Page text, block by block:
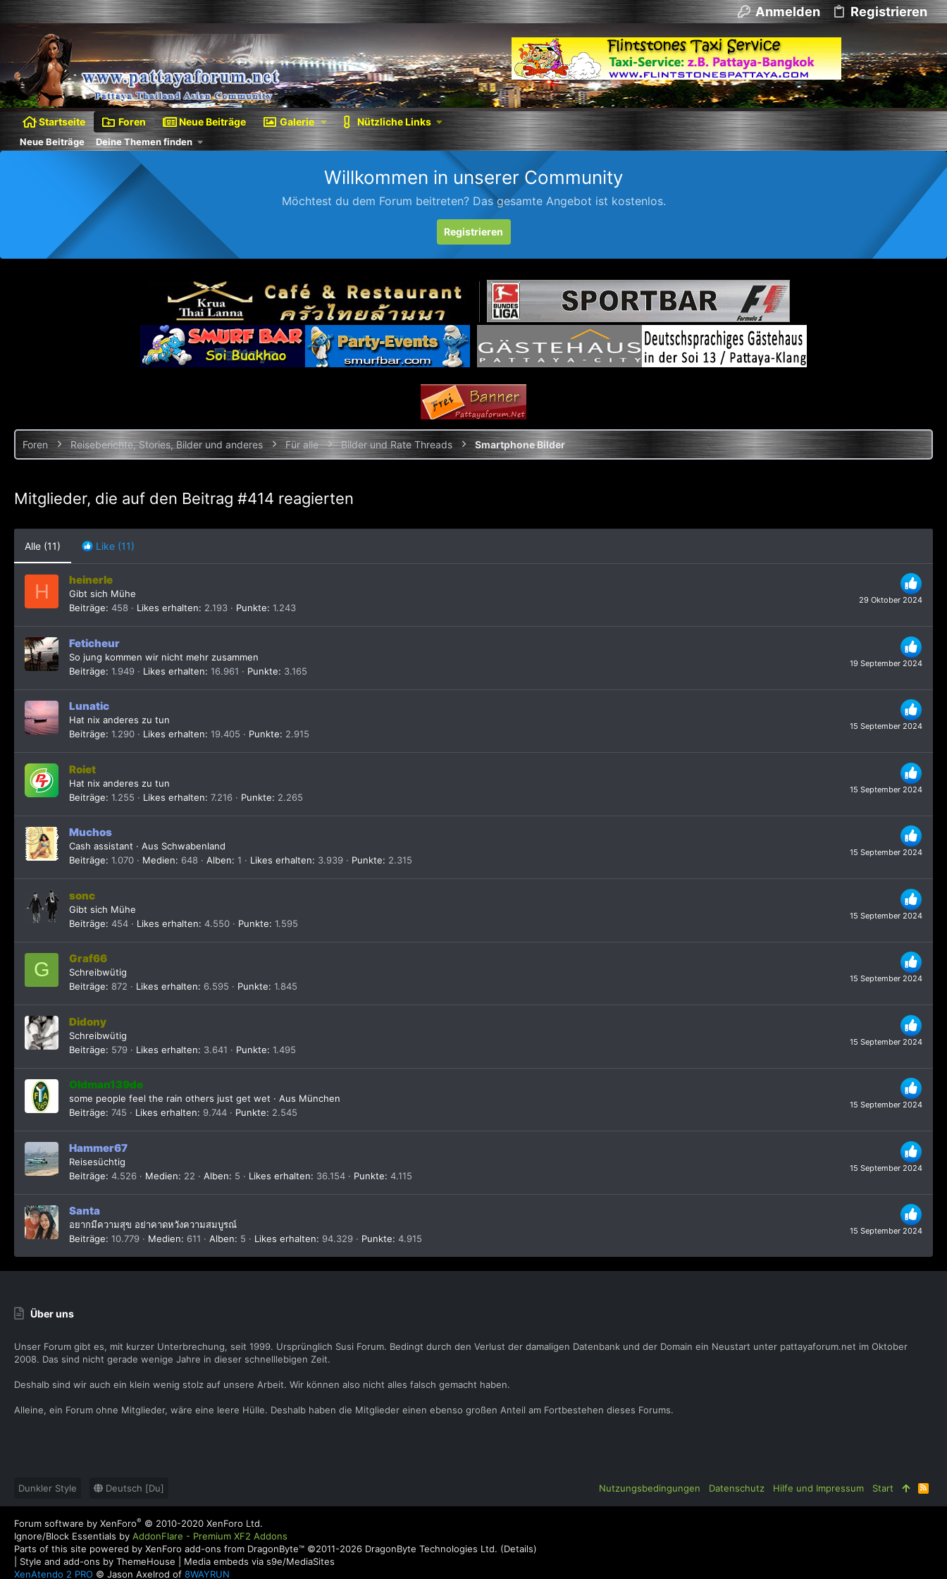
Anmelden Registrieren
Startseite Foren Neue Beiträge Galerie Nützliche Links
Neue Beiträge Deine Themen finden
Willkommen in unserer Community
Möchtest du dem Forum beitreten? Das gesamte Angebot ist kostenlos.
Registrieren
Foren Reiseberichte, Stories, Bilder und anderes Für alle Bilder und Rate Threads Smartphone Bilder
Mitglieder, die auf den Beitrag #414 reagierten
Alle (11) Like (11)
H 29 Oktober 2024
heinerle
Gibt sich Mühe
Beiträge 458 Likes erhalten 2.193 Punkte 1.243
19 September 2024
Feticheur
So jung kommen wir nicht mehr zusammen
Beiträge 1.949 Likes erhalten 16.961 Punkte 3.165
15 September 2024
Lunatic
Hat nix anderes zu tun
Beiträge 1.290 Likes erhalten 19.405 Punkte 2.915
15 September 2024
Roiet
Hat nix anderes zu tun
Beiträge 1.255 Likes erhalten 7.216 Punkte 2.265
15 September 2024
Muchos
Cash assistant · Aus Schwabenland
Beiträge 1.070 Medien 648 Alben 1 Likes erhalten 3.939 Punkte 2.315
15 September 2024
sonc
Gibt sich Mühe
Beiträge 454 Likes erhalten 4.550 Punkte 1.595
G 15 September 2024
Graf66
Schreibwütig
Beiträge
872 Likes erhalten 6.595 Punkte 1.845
15 September 2024
Didony
Schreibwütig
Beiträge
579 Likes erhalten 3.641 Punkte 1.495
15 September 2024
Oldman139de
some people feel the rain others just get wet · Aus München
Beiträge 745 Likes erhalten 9.744 Punkte 2.545
15 September 2024
Hammer67
Reisesüchtig
Beiträge 4.526 Medien 22 Alben 5 Likes erhalten 36.154 Punkte 4.115
15 September 2024
Santa
อยากมีความสุข อย่าคาดหวังความสมบูรณ์
Beiträge 10.779 Medien 611 Alben 5 Likes erhalten 94.329 Punkte 4.915
Über uns
Unser Forum gibt es, mit kurzer Unterbrechung, seit 1999. Ursprünglich Susi Forum. Bedingt durch den Verlust der damaligen Datenbank und der Domain ein Neustart unter pattayaforum.net im Oktober
2008. Das sind nicht gerade wenige Jahre in dieser schnelllebigen Zeit.
Deshalb sind wir auch ein klein wenig stolz auf unsere Arbeit. Wir können also nicht alles falsch gemacht haben.
Alleine, ein Forum ohne Mitglieder, wäre eine leere Hülle. Deshalb haben die Mitglieder einen ebenso großen Anteil am Fortbestehen dieses Forums.
Dunkler Style Deutsch [Du] Nutzungsbedingungen Datenschutz Hilfe und Impressum Start
R
S
Forum software by XenForo® © 2010-2020 XenForo Ltd.
Ignore/Block Essentials by AddonFlare - Premium XF2 Addons
Parts of this site powered by XenForo add-ons from DragonByte™ ©2011-2026 DragonByte Technologies Ltd. (Details)
Style and add-ons by ThemeHouse
Media embeds via s9e/MediaSites
XenAtendo 2 PRO © Jason Axelrod of 8WAYRUN